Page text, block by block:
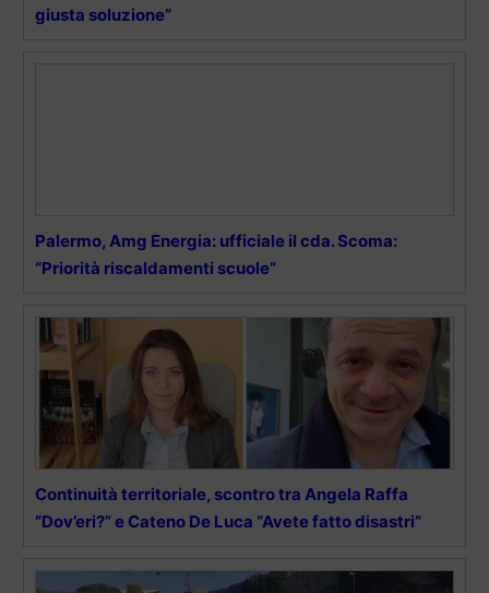
giusta soluzione”
Palermo, Amg Energia: ufficiale il cda. Scoma:
“Priorità riscaldamenti scuole”
Continuità territoriale, scontro tra Angela Raffa
“Dov’eri?” e Cateno De Luca “Avete fatto disastri”